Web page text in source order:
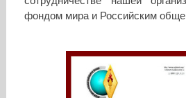
фондом мира и Российским